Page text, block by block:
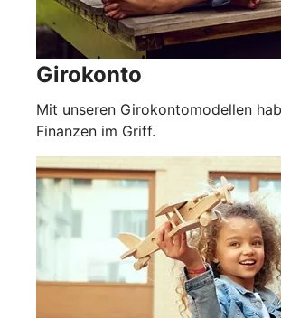
Girokonto
Mit unseren Girokontomodellen
Finanzen im Griff.